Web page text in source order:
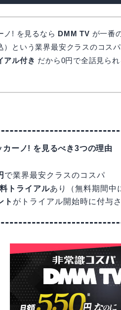
ノ! を見るなら DMM TV が一番
）という業界最安クラスのコス
アル付き だから0円で全話見られ
カーノ! を見るべき3つの理由
で業界最安クラスのコスパ
トライアルあり（無料期間中
ト がトライアル開始時に付与